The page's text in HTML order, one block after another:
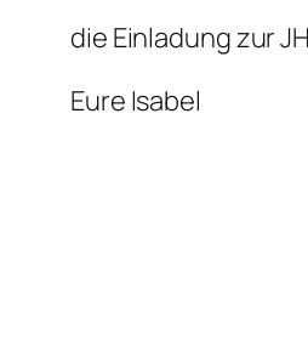
die Einladung zur
Eure Isabel